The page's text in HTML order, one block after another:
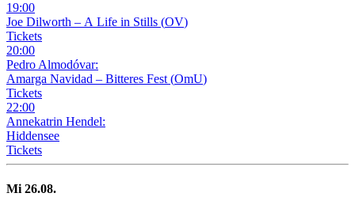
19:00
Joe Dilworth – A Life in Stills (OV)
Tickets
20:00
Pedro Almodóvar:
Amarga Navidad – Bitteres Fest (OmU)
Tickets
22:00
Annekatrin Hendel:
Hiddensee
Tickets
Mi26.08.